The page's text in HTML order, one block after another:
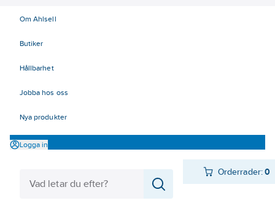
Om Ahlsell
Butiker
Hållbarhet
Jobba hos oss
Nya produkter
Logga in
Orderrader:0